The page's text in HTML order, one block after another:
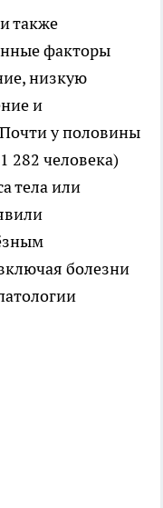
также
факторы
низкую
и
у половины
282 человека)
тела или
болезни